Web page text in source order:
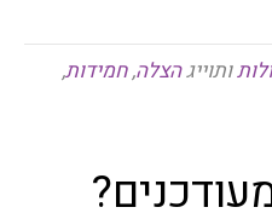
ותוייגהצלה,חמידות,